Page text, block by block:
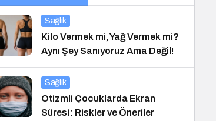
Sağlık
Kilo Vermek mi, Yağ Vermek mi?
Aynı Şey Sanıyoruz Ama Değil!
Sağlık
Otizmli Çocuklarda Ekran
Süresi: Riskler ve Öneriler